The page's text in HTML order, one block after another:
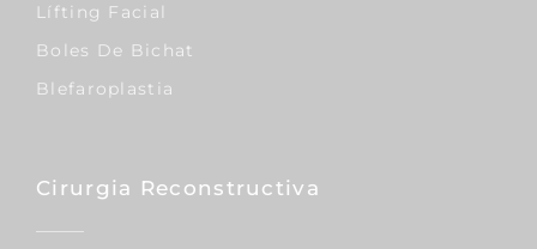
Lífting Facial
Boles De Bichat
Blefaroplastia
Cirurgia Reconstructiva